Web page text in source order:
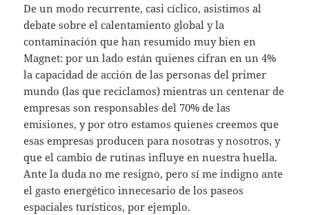
De un modo recurrente, casi cíclico, asistimos al
debate sobre el calentamiento global y la
contaminación que han resumido muy bien en
Magnet: por un lado están quienes cifran en un 4%
la capacidad de acción de las personas del primer
mundo (las que reciclamos) mientras un centenar de
empresas son responsables del 70% de las
emisiones, y por otro estamos quienes creemos que
esas empresas producen para nosotras y nosotros, y
que el cambio de rutinas influye en nuestra huella.
Ante la duda no me resigno, pero sí me indigno ante
el gasto energético innecesario de los paseos
espaciales turísticos, por ejemplo.